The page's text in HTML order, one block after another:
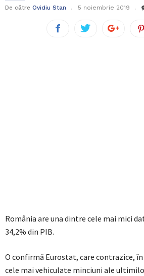
De către Ovidiu Stan 5 noiembrie 2019
România are una dintre cele mai mici
34,2% din PIB.
O confirmă Eurostat, care contrazice,
cele mai vehiculate minciuni ale